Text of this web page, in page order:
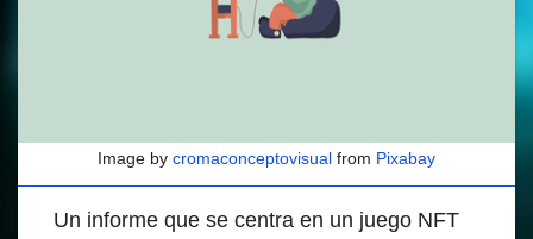
Image by cromaconceptovisual from Pixabay
Un informe que se centra en un juego NFT